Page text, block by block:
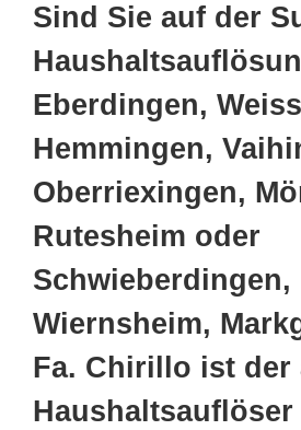
Sind Sie auf der
Eberdingen,
Hemmingen,
Oberriexingen,
Rutesheim oder
Schwieberdingen,
Wiernsheim,
Fa. Chirillo ist der
Haushaltsauflöser